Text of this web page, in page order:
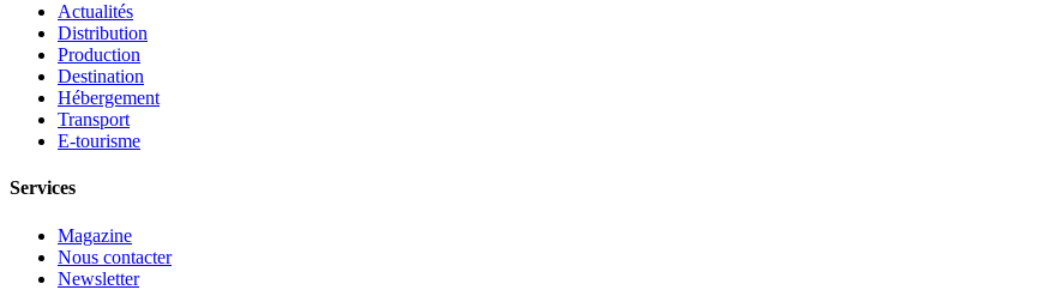
Actualités
Distribution
Production
Destination
Hébergement
Transport
E-tourisme
Services
Magazine
Nous contacter
Newsletter